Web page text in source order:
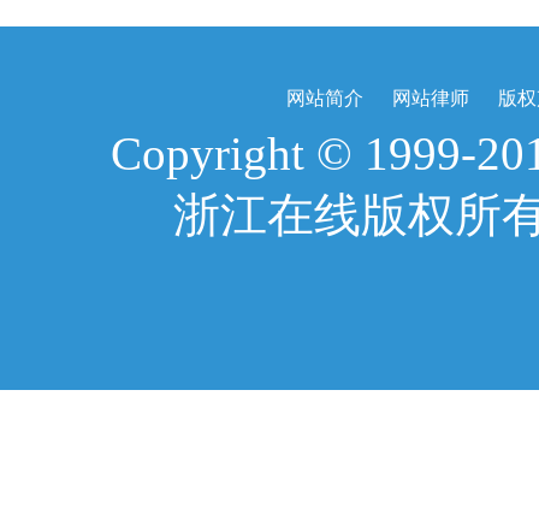
网站简介 网站律师 版
Copyright © 1999-
浙江在线版权所